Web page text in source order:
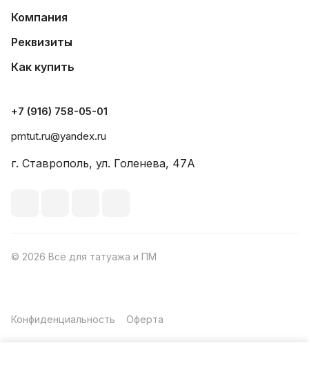
Компания
Реквизиты
Как купить
+7 (916) 758-05-01
pmtut.ru@yandex.ru
г. Ставрополь, ул. Голенева, 47А
© 2026 Всё для татуажа и ПМ
Конфиденциальность Оферта